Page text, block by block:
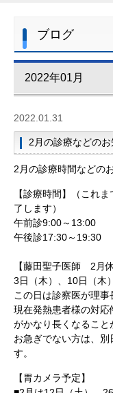
ブログ
2022年01月
2022.01.31
2月の診療などの
2月の診療時間などの
【診療時間】（これ
了します）
午前診9:00～13:00
午後診17:30～
【藤田聖子医師 2月
3日（木）、10日（木）
この日は診察医が理事
現在発熱患者様の対応
がかなり長くなること
お急ぎでない方は、
す。
【胃カメラ予定】